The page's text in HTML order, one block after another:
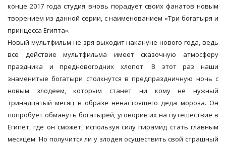
конце 2017 года студия вновь порадует своих фанатов новым
творением из данной серии, с наименованием «Три богатыря и
принцесса Египта».
Новый мультфильм не зря выходит накануне нового года, ведь
все действие мультфильма имеет сказочную атмосферу
праздника и предновогодних хлопот. В этот раз наши
знаменитые богатыри столкнутся в предпраздничную ночь с
новым злодеем, которым станет ни кому не нужный
тринадцатый месяц в образе ненастоящего деда мороза. Он
попробует обмануть богатырей, уговорив их на путешествие в
Египет, где он сможет, используя силу пирамид стать главным
месяцем. Но получится ли у злодея осуществить свой страшный